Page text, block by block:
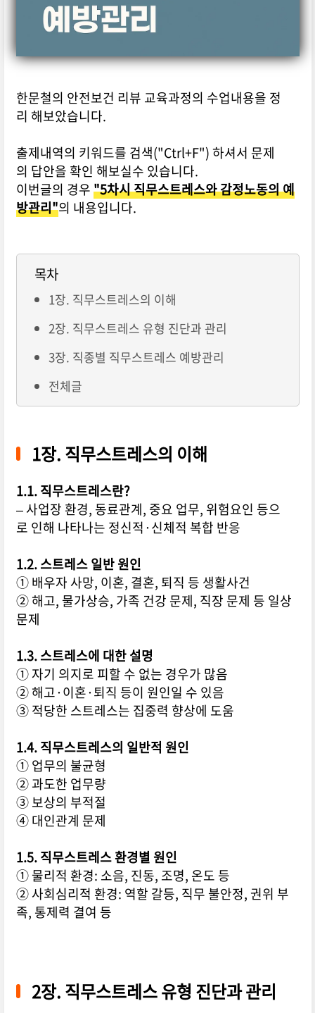
한문철의 안전보건 리뷰 교육과정의 수업내용을 정
리 해보았습니다.
출제내역의 키워드를 검색("Ctrl+F") 하셔서 문제
의 답안을 확인 해보실수 있습니다.
이번글의 경우"5차시 직무스트레스와 감정노동의 예
방관리"의 내용입니다.
목차
1장. 직무스트레스의 이해
2장. 직무스트레스 유형 진단과 관리
3장. 직종별 직무스트레스 예방관리
전체글
1장. 직무스트레스의 이해
1.1. 직무스트레스란?
– 사업장 환경, 동료관계, 중요 업무, 위험요인 등으
로 인해 나타나는 정신적·신체적 복합 반응
1.2. 스트레스 일반 원인
① 배우자 사망, 이혼, 결혼, 퇴직 등 생활사건
② 해고, 물가상승, 가족 건강 문제, 직장 문제 등 일상
문제
1.3. 스트레스에 대한 설명
① 자기 의지로 피할 수 없는 경우가 많음
② 해고·이혼·퇴직 등이 원인일 수 있음
③ 적당한 스트레스는 집중력 향상에 도움
1.4. 직무스트레스의 일반적 원인
① 업무의 불균형
② 과도한 업무량
③ 보상의 부적절
④ 대인관계 문제
1.5. 직무스트레스 환경별 원인
① 물리적 환경: 소음, 진동, 조명, 온도 등
② 사회심리적 환경: 역할 갈등, 직무 불안정, 권위 부
족, 통제력 결여 등
2장. 직무스트레스 유형 진단과 관리